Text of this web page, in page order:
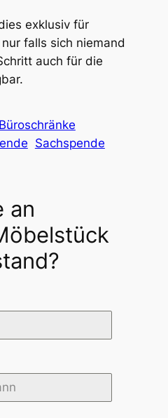
exklusiv für
falls sich niemand
auch für die
Büroschränke
Sachspende
an